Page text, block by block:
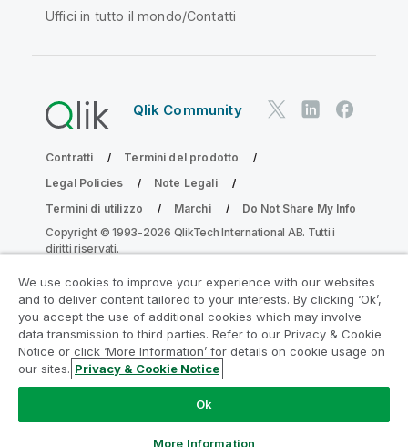
Uffici in tutto il mondo/Contatti
Qlik Community
Contratti
Termini del prodotto
Legal Policies
Note Legali
Termini di utilizzo
Marchi
Do Not Share My Info
Copyright © 1993-2026 QlikTech International AB. Tutti i
diritti riservati.
Partecipa al programma Analytics
Modernization
Modernizza senza compromettere le tue preziose app
QlikView con il programma Analytics Modernization.
clic qui
ampquestions@qlik.com
We use cookies to improve your experience with our websites
and to deliver content tailored to your interests. By clicking ‘Ok’,
you accept the use of additional cookies which may involve
data transmission to third parties. Refer to our Privacy & Cookie
Notice or click ‘More Information’ for details on cookie usage on
our sites. Privacy & Cookie Notice
Ok
More Information